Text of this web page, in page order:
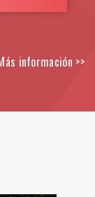
información >>